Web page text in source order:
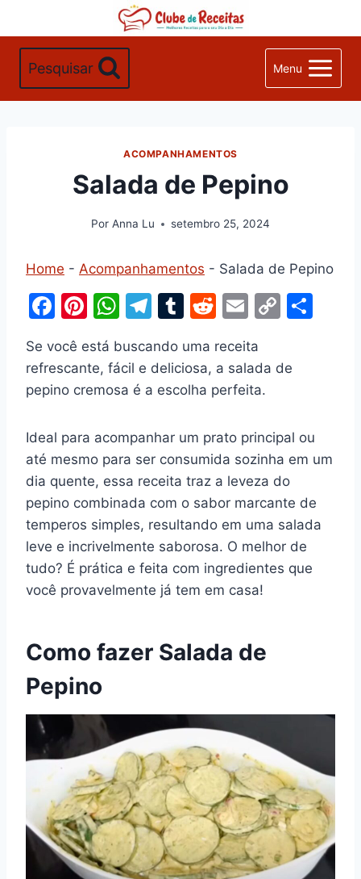
Conteúdo
Pesquisar Menu
ACOMPANHAMENTOS
Salada de Pepino
Por Anna Lu setembro 25, 2024
Home - Acompanhamentos - Salada de Pepino
F
c
e
o
o
k
Pi
nt
er
e
W
at
s
p
p
T
e
gr
m
T
m
bl
R
d
di
E
ai
l
C
p
y
n
k
Se você está buscando uma receita
refrescante, fácil e deliciosa, a salada de
pepino cremosa é a escolha perfeita.
Ideal para acompanhar um prato principal ou
até mesmo para ser consumida sozinha em um
dia quente, essa receita traz a leveza do
pepino combinada com o sabor marcante de
temperos simples, resultando em uma salada
leve e incrivelmente saborosa. O melhor de
tudo? É prática e feita com ingredientes que
você provavelmente já tem em casa!
Como fazer Salada de
Pepino